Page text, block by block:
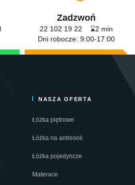
Zadzwoń
22 102 19 22 ⌛2 min
Dni robocze: 9:00-17:00
NASZA OFERTA
Łóżka piętrowe
Łóżka na antresoli
Łóżka pojedyncze
Materace